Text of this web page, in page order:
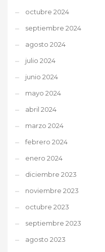
octubre 2024
septiembre 2024
agosto 2024
julio 2024
junio 2024
mayo 2024
abril 2024
marzo 2024
febrero 2024
enero 2024
diciembre 2023
noviembre 2023
octubre 2023
septiembre 2023
agosto 2023